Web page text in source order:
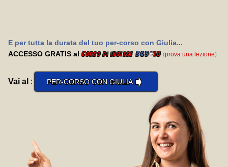
E per tutta la durata del tuo per-corso con Giulia...
ACCESSO GRATIS al Corso di inglese 365*10 (prova una lezione)
Vai al : PER-CORSO CON GIULIA➧